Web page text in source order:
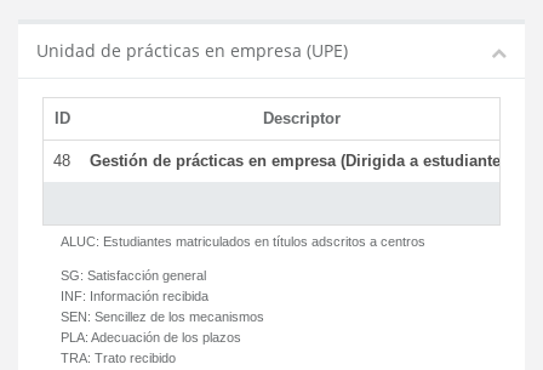
Unidad de prácticas en empresa (UPE)
ID Descriptor
48 Gestión de prácticas en empresa (Dirigida a estudiantes)
ALUC: Estudiantes matriculados en títulos adscritos a centros
SG: Satisfacción general
INF: Información recibida
SEN: Sencillez de los mecanismos
PLA: Adecuación de los plazos
TRA: Trato recibido